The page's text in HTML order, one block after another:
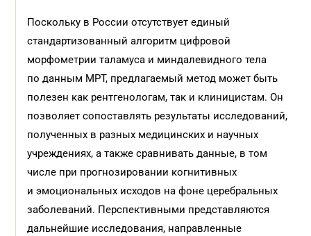
Поскольку в России отсутствует единый
стандартизованный алгоритм цифровой
морфометрии таламуса и миндалевидного тела
по данным МРТ, предлагаемый метод может быть
полезен как рентгенологам, так и клиницистам. Он
позволяет сопоставлять результаты исследований,
полученных в разных медицинских и научных
учреждениях, а также сравнивать данные, в том
числе при прогнозировании когнитивных
и эмоциональных исходов на фоне церебральных
заболеваний. Перспективными представляются
дальнейшие исследования, направленные